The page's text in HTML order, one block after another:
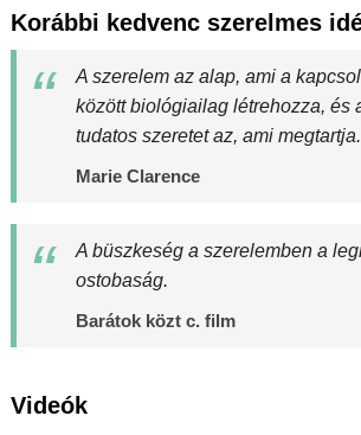
Korábbi kedvenc szerelmes
A szerelem az alap, ami a
között biológiailag létrehozza, és
tudatos szeretet az, ami megtartja.
Marie Clarence
A büszkeség a szerelemben a
ostobaság.
Barátok közt c. film
Videók